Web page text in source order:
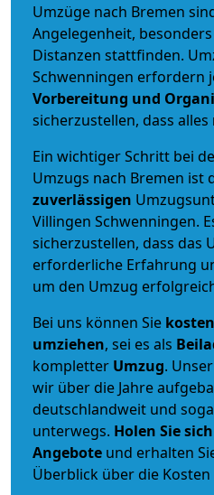
Umzüge nach Bremen
Angelegenheit,
Distanzen stattfinden.
Schwenningen erfordern
Vorbereitung und
sicherzustellen, dass alles
Ein wichtiger Schritt bei
Umzugs nach Bremen ist
zuverlässigen
Villingen Schwenningen.
sicherzustellen, dass das
erforderliche Erfahrung
um den Umzug
Bei uns können Sie
umziehen, sei es als
kompletter Umzug.
wir über die Jahre
deutschlandweit und
unterwegs. Holen Sie
Angebote und erhalten
Überblick über die